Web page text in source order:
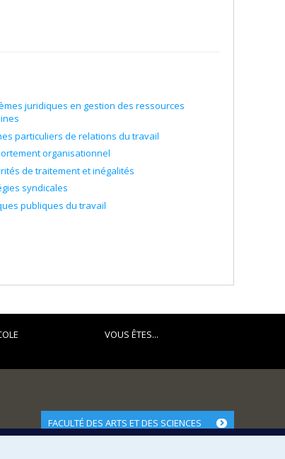
juridiques en gestion des ressources
particuliers de relations du travail
organisationnel
de traitement et inégalités
syndicales
publiques du travail
VOUS ÊTES...
FACULTÉ DES ARTS ET DES SCIENCES